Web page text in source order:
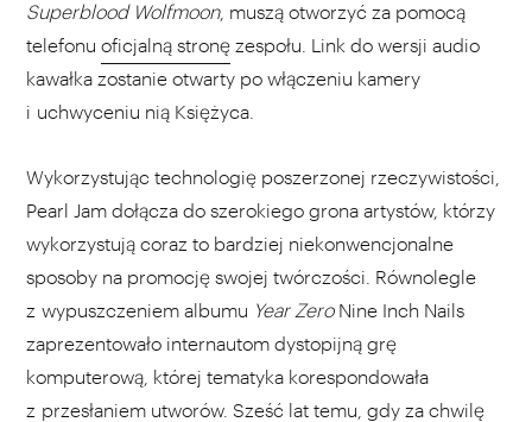
Superblood Wolfmoon, muszą otworzyć za pomocą
telefonu oficjalną stronę zespołu. Link do wersji audio
kawałka zostanie otwarty po włączeniu kamery
i uchwyceniu nią Księżyca.
Wykorzystując technologię poszerzonej rzeczywistości,
Pearl Jam dołącza do szerokiego grona artystów, którzy
wykorzystują coraz to bardziej niekonwencjonalne
sposoby na promocję swojej twórczości. Równolegle
z wypuszczeniem albumu Year Zero Nine Inch Nails
zaprezentowało internautom dystopijną grę
komputerową, której tematyka korespondowała
z przesłaniem utworów. Sześć lat temu, gdy za chwilę